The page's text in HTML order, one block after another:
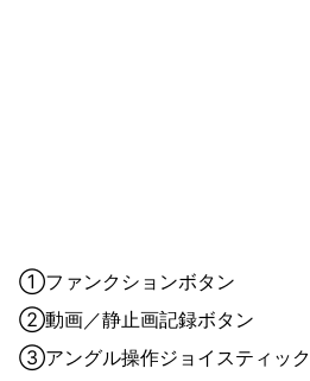
①ファンクションボタン
②動画／静止画記録ボタン
③アングル操作ジョイスティック